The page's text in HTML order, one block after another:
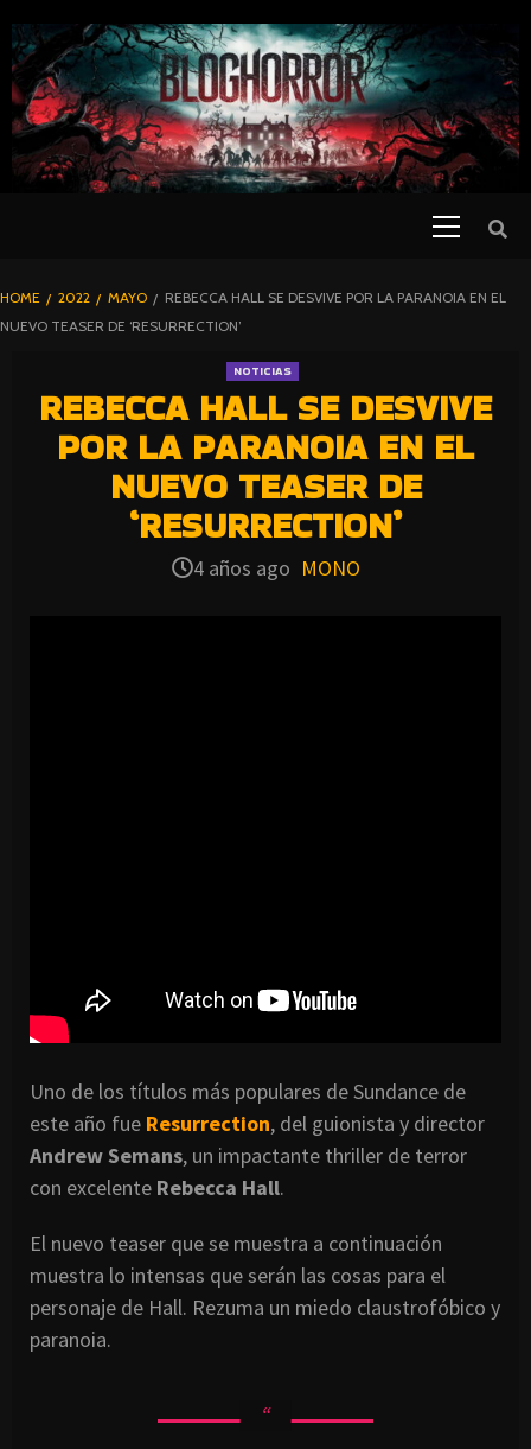
TO
CONTENT
BLOGHORROR
⋆
HOME 2022 MAYO
REBECCA HALL SE DESVIVE POR LA PARANOIA EN EL
NUEVO TEASER DE ‘RESURRECTION’
NOTICIAS
REBECCA HALL SE DESVIVE
POR LA PARANOIA EN EL
NUEVO TEASER DE
‘RESURRECTION’
4 años ago MONO
Uno de los títulos más populares de Sundance de
este año fue Resurrection, del guionista y director
Andrew Semans, un impactante thriller de terror
con excelente Rebecca Hall.
El nuevo teaser que se muestra a continuación
muestra lo intensas que serán las cosas para el
personaje de Hall. Rezuma un miedo claustrofóbico y
paranoia.